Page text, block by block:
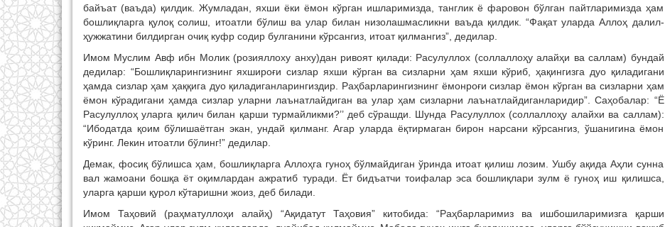
байъат (ваъда) қилдик. Жумладан, яхши ёки ёмон кўрган ишларимизда, танглик ё фаровон бўлган пайтларимизда ҳам
бошлиқларга қулоқ солиш, итоатли бўлиш ва улар билан низолашмасликни ваъда қилдик. “Фақат уларда Аллоҳ далил-
ҳужжатини билдирган очиқ куфр содир булганини кўрсангиз, итоат қилмангиз”, дедилар.
Имом Муслим Авф ибн Молик (розияллоху анху)дан ри­воят қилади: Расулуллох (соллаллоҳу алайҳи ва саллам) бундай
дедилар: “Бошлиқларингизнинг яхшироғи сизлар яхши кўрган ва сизларни ҳам яхши кўриб, ҳақингизга дуо қиладигани
ҳамда сизлар ҳам ҳаққига дуо қиладиганларингиздир. Раҳбарларингизнинг ёмонроғи сизлар ёмон кўрган ва сизларни ҳам
ёмон кўрадигани ҳамда сизлар уларни лаънатлайдиган ва улар ҳам сизларни лаънатлайдиганларидир”. Саҳобалар: “Ё
Расулуллоҳ уларга қилич билан қарши турмайликми?’’ деб сўрашди. Шунда Расулуллох (соллаллоҳу алайхи ва саллам):
“Ибодатда қоим бўлишаётган экан, ундай қилманг. Агар уларда ёқтирмаган бирон нарсани кўрсангиз, ўшанигина ёмон
кўринг. Лекин итоатли бўлинг!” дедилар.
Демак, фосиқ бўлишса ҳам, бошлиқларга Аллоҳга гуноҳ бўлмайдиган ўринда итоат қилиш лозим. Ушбу ақида Аҳли сунна
вал жамоани бошқа ёт оқимлардан ажратиб туради. Ёт бидъатчи тоифалар эса бошлиқлари зулм ё гуноҳ иш қилишса,
уларга қарши қурол кўтаришни жоиз, деб билади.
Имом Таҳовий (раҳматуллоҳи алайҳ) “Ақидатут Таҳовия” китобида: “Раҳбарларимиз ва ишбошиларимизга қарши